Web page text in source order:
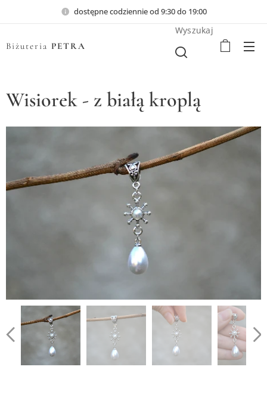
dostępne codziennie od 9:30 do 19:00
Biżuteria PETRA
Wyszukaj
Wisiorek - z białą kroplą